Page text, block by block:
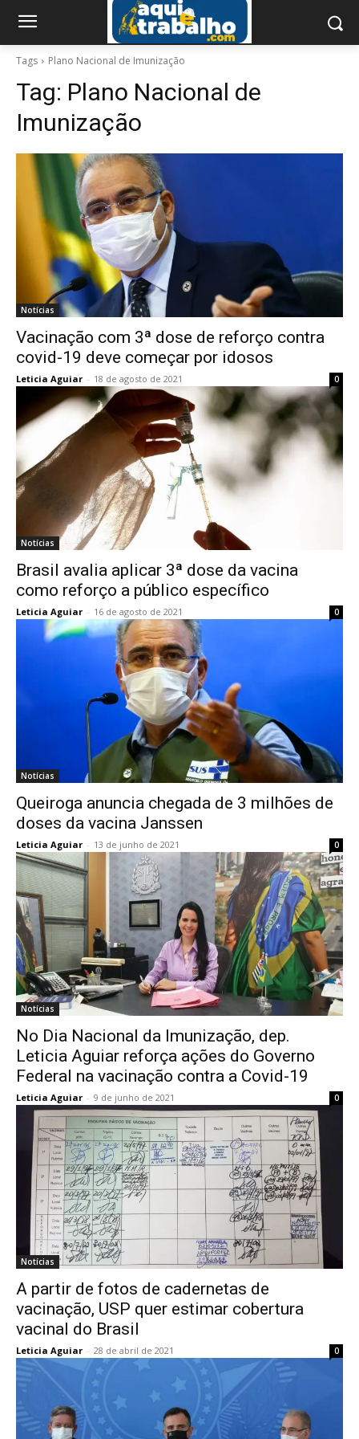
Tags Plano Nacional de Imunização
Tag: Plano Nacional de
Imunização
Notícias
Vacinação com 3ª dose de reforço contra
covid-19 deve começar por idosos
Leticia Aguiar - 18 de agosto de 2021 0
Notícias
Brasil avalia aplicar 3ª dose da vacina
como reforço a público específico
Leticia Aguiar - 16 de agosto de 2021 0
Notícias
Queiroga anuncia chegada de 3 milhões de
doses da vacina Janssen
Leticia Aguiar - 13 de junho de 2021 0
Notícias
No Dia Nacional da Imunização, dep.
Leticia Aguiar reforça ações do Governo
Federal na vacinação contra a Covid-19
Leticia Aguiar - 9 de junho de 2021 0
Notícias
A partir de fotos de cadernetas de
vacinação, USP quer estimar cobertura
vacinal do Brasil
Leticia Aguiar - 28 de abril de 2021 0